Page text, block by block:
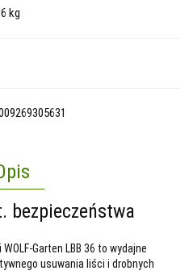
kg
bezpieczeństwa
Garten LBB 36 to wydajne
usuwania liści i drobnych